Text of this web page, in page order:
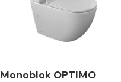
Monoblok OPTIMO